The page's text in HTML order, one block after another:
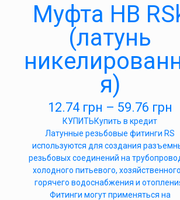
Муфта НВ
(латунь
я)
12.74 грн – 59.76 грн
КУПИТЬКупить в кредит
Латунные резьбовые фитинги RS
используются для создания
резьбовых соединений на
холодного питьевого,
горячего водоснабжения и
Фитинги могут применяться на